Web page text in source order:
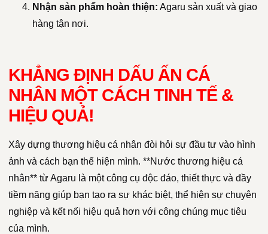
Nhận sản phẩm hoàn thiện: Agaru sản xuất và giao
hàng tận nơi.
KHẲNG ĐỊNH DẤU ẤN CÁ
NHÂN MỘT CÁCH TINH TẾ &
HIỆU QUẢ!
Xây dựng thương hiệu cá nhân đòi hỏi sự đầu tư vào hình
ảnh và cách bạn thể hiện mình. **Nước thương hiệu cá
nhân** từ Agaru là một công cụ độc đáo, thiết thực và đầy
tiềm năng giúp bạn tạo ra sự khác biệt, thể hiện sự chuyên
nghiệp và kết nối hiệu quả hơn với công chúng mục tiêu
của mình.